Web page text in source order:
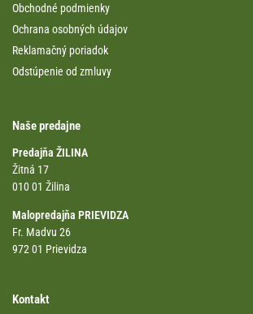
Obchodné podmienky
Ochrana osobných údajov
Reklamačný poriadok
Odstúpenie od zmluvy
Naše predajne
Predajňa ŽILINA
Žitná 17
010 01 Žilina
Malopredajňa PRIEVIDZA
Fr. Madvu 26
972 01 Prievidza
Kontakt